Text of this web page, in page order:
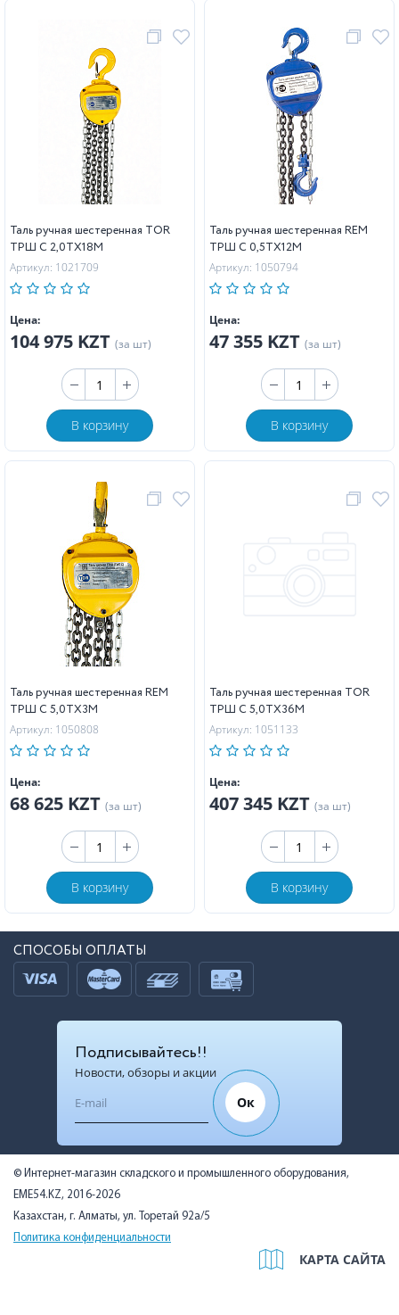
Таль ручная шестеренная TOR
ТРШ C 2,0ТХ18М
Артикул: 1021709
Цена:
104 975 KZT (за шт)
В корзину
Таль ручная шестеренная REM
ТРШ C 0,5ТХ12М
Артикул: 1050794
Цена:
47 355 KZT (за шт)
В корзину
Таль ручная шестеренная REM
ТРШ C 5,0ТХ3М
Артикул: 1050808
Цена:
68 625 KZT (за шт)
В корзину
Таль ручная шестеренная TOR
ТРШ C 5,0ТХ36М
Артикул: 1051133
Цена:
407 345 KZT (за шт)
В корзину
СПОСОБЫ ОПЛАТЫ
Подписывайтесь!!
Новости, обзоры и акции
Ок
© Интернет-магазин складского и промышленного оборудования,
EME54.KZ, 2016-2026
Казахстан, г. Алматы, ул. Торетай 92а/5
Политика конфиденциальности
КАРТА САЙТА